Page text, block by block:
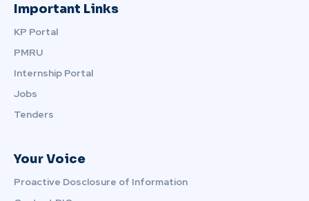
Important Links
KP Portal
PMRU
Internship Portal
Jobs
Tenders
Your Voice
Proactive Dosclosure of Information